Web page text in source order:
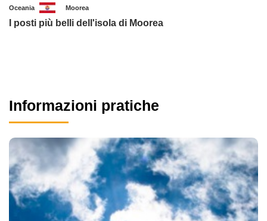
Oceania Moorea
I posti più belli dell'isola di Moorea
Informazioni pratiche